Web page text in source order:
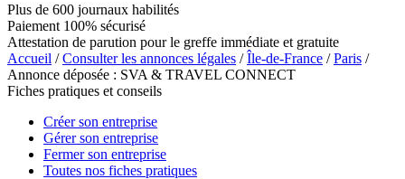
Plus de 600 journaux habilités
Paiement 100% sécurisé
Attestation de parution pour le greffe immédiate et gratuite
Accueil /Consulter les annonces légales /Île-de-France /Paris /
Annonce déposée : SVA & TRAVEL CONNECT
Fiches pratiques et conseils
Créer son entreprise
Gérer son entreprise
Fermer son entreprise
Toutes nos fiches pratiques